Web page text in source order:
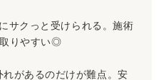
サクっと受けられる。施術
りやすい◎
があるのだけが難点。安